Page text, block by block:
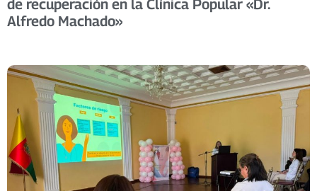
de recuperación en la Clínica Popular «Dr.
Alfredo Machado»